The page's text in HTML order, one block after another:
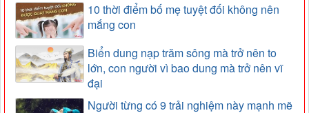
10 thời điểm bố mẹ tuyệt đối không nên
mắng con
Biển dung nạp trăm sông mà trở nên to
lớn, con người vì bao dung mà trở nên vĩ
đại
Người từng có 9 trải nghiệm này mạnh mẽ